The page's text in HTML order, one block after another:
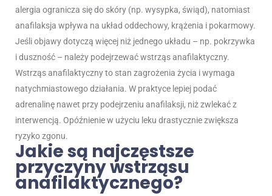
alergia ogranicza się do skóry (np. wysypka, świąd), natomiast
anafilaksja wpływa na układ oddechowy, krążenia i pokarmowy.
Jeśli objawy dotyczą więcej niż jednego układu – np. pokrzywka
i duszność – należy podejrzewać wstrząs anafilaktyczny.
Wstrząs anafilaktyczny to stan zagrożenia życia i wymaga
natychmiastowego działania. W praktyce lepiej podać
adrenalinę nawet przy podejrzeniu anafilaksji, niż zwlekać z
interwencją. Opóźnienie w użyciu leku drastycznie zwiększa
ryzyko zgonu.
Jakie są najczęstsze
przyczyny wstrząsu
anafilaktycznego?